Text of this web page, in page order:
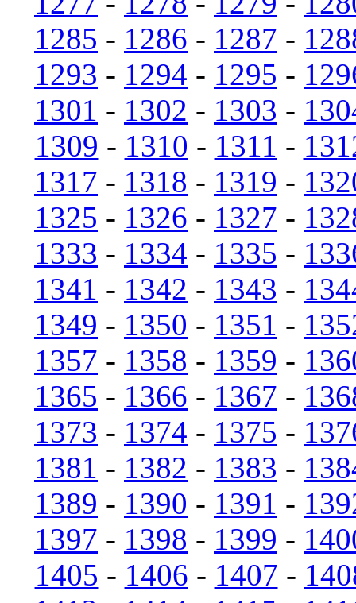
1285 - 1286 - 1287 -
1293 - 1294 - 1295 -
1301 - 1302 - 1303 -
1309 - 1310 - 1311 -
1317 - 1318 - 1319 -
1325 - 1326 - 1327 -
1333 - 1334 - 1335 -
1341 - 1342 - 1343 -
1349 - 1350 - 1351 -
1357 - 1358 - 1359 -
1365 - 1366 - 1367 -
1373 - 1374 - 1375 -
1381 - 1382 - 1383 -
1389 - 1390 - 1391 -
1397 - 1398 - 1399 -
1405 - 1406 - 1407 -